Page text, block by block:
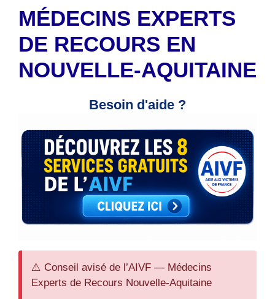
MÉDECINS EXPERTS
DE RECOURS EN
NOUVELLE-AQUITAINE
Besoin d'aide ?
⚠️ Conseil avisé de l’AIVF — Médecins
Experts de Recours Nouvelle-Aquitaine